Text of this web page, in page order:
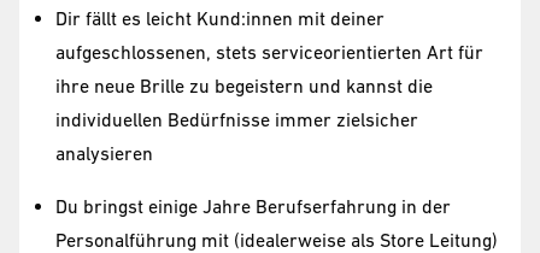
Dir fällt es leicht Kund:innen mit deiner
aufgeschlossenen, stets serviceorientierten Art für
ihre neue Brille zu begeistern und kannst die
individuellen Bedürfnisse immer zielsicher
analysieren
Du bringst einige Jahre Berufserfahrung in der
Personalführung mit (idealerweise als Store Leitung)